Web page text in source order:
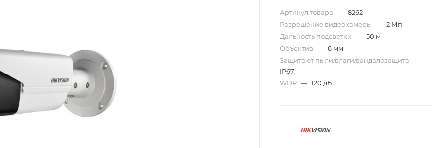
Артикул товара — 8262
Разрешение видеокамеры — 2 Мп
Дальность подсветки — 50 м
Объектив — 6 мм
Защита от пыли/влаги/вандалозащита —
IP67
WDR — 120 дБ